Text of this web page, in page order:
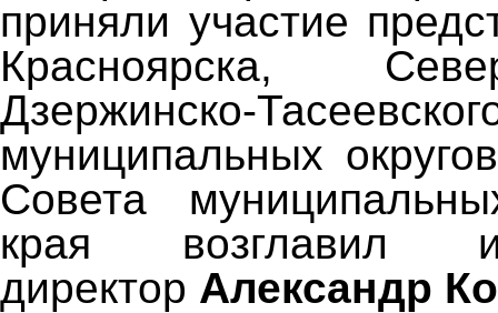
приняли участие
Красноярска,
Дзержинско-
муниципальных
Совета
края возглавил
директор Александр